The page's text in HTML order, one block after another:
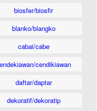
biosfer/biosfir
blanko/blangko
cabai/cabe
cendikiawan
daftar/daptar
dekoratif/dekoratip